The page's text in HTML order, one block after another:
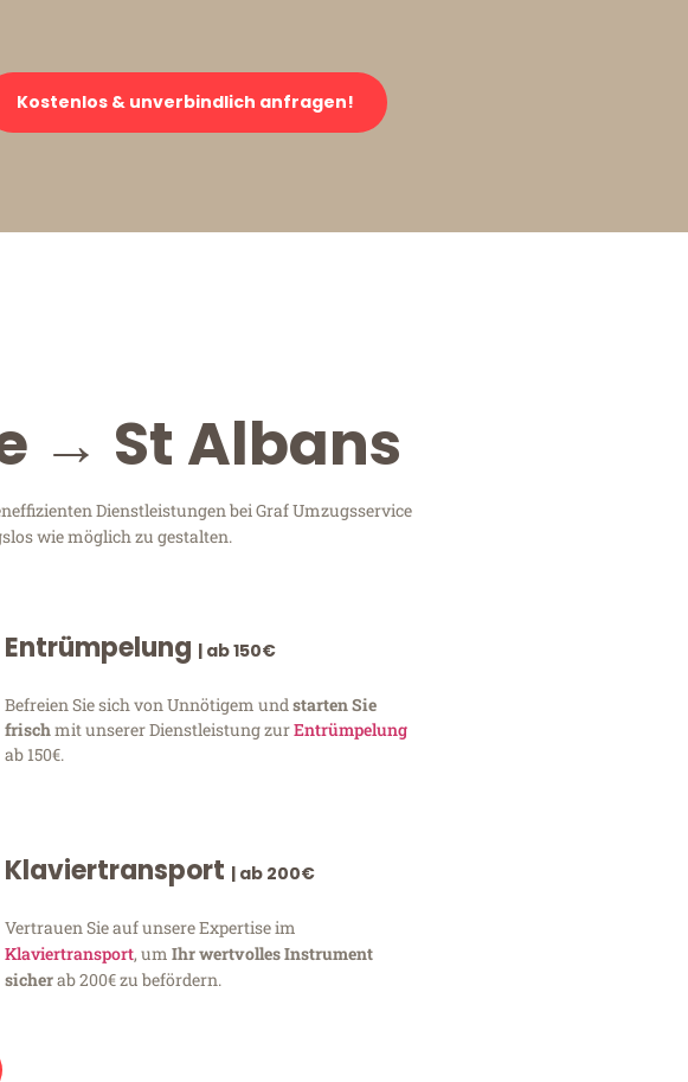
Kostenlos & unverbindlich anfragen!
→ St Albans
Dienstleistungen bei Graf Umzugsservice
wie möglich zu gestalten.
Entrümpelung | ab 150€
Befreien Sie sich von Unnötigem undstarten Sie
frischmit unserer Dienstleistung zurEntrümpelung
ab 150€.
Klaviertransport | ab 200€
Vertrauen Sie auf unsere Expertise im
Klaviertransport, um Ihr wertvolles Instrument
sicherab 200€ zu befördern.